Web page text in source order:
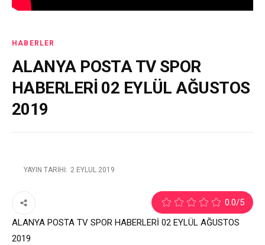
HABERLER
ALANYA POSTA TV SPOR
HABERLERİ 02 EYLÜL AĞUSTOS
2019
YAYIN TARIHI: 2 EYLÜL 2019
0.0/5
ALANYA POSTA TV SPOR HABERLERİ 02 EYLÜL AĞUSTOS
2019